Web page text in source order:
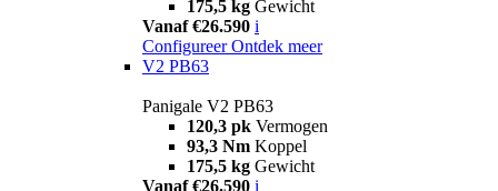
175,5 kg Gewicht
Vanaf €26.590 i
Configureer Ontdek meer
V2 PB63
Panigale V2 PB63
120,3 pk Vermogen
93,3 Nm Koppel
175,5 kg Gewicht
Vanaf €26.590 i